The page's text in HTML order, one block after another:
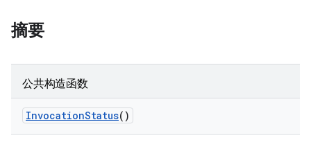
摘要
公共构造函数
InvocationStatus()